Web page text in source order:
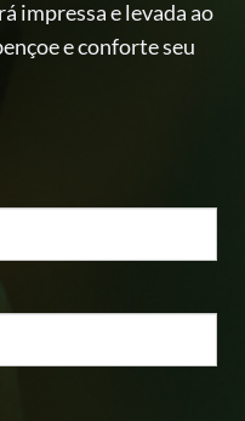
impressa e levada ao
e conforte seu